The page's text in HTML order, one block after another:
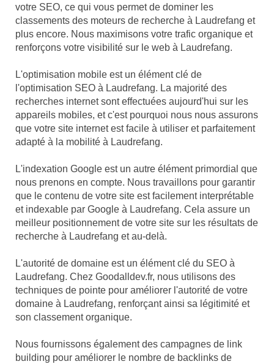
votre SEO, ce qui vous permet de dominer les
classements des moteurs de recherche à Laudrefang et
plus encore. Nous maximisons votre trafic organique et
renforçons votre visibilité sur le web à Laudrefang.
L'optimisation mobile est un élément clé de
l'optimisation SEO à Laudrefang. La majorité des
recherches internet sont effectuées aujourd'hui sur les
appareils mobiles, et c'est pourquoi nous nous assurons
que votre site internet est facile à utiliser et parfaitement
adapté à la mobilité à Laudrefang.
L'indexation Google est un autre élément primordial que
nous prenons en compte. Nous travaillons pour garantir
que le contenu de votre site est facilement interprétable
et indexable par Google à Laudrefang. Cela assure un
meilleur positionnement de votre site sur les résultats de
recherche à Laudrefang et au-delà.
L'autorité de domaine est un élément clé du SEO à
Laudrefang. Chez Goodalldev.fr, nous utilisons des
techniques de pointe pour améliorer l'autorité de votre
domaine à Laudrefang, renforçant ainsi sa légitimité et
son classement organique.
Nous fournissons également des campagnes de link
building pour améliorer le nombre de backlinks de